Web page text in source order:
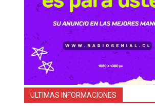
ULTIMAS INFORMACIONES